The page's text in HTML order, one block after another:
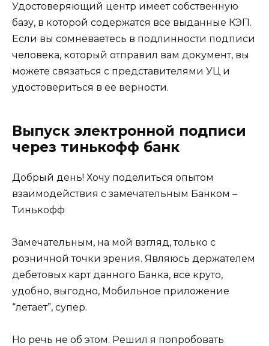
Удостоверяющий центр имеет собственную
базу, в которой содержатся все выданные КЭП.
Если вы сомневаетесь в подлинности подписи
человека, который отправил вам документ, вы
можете связаться с представителями УЦ и
удостовериться в ее верности.
Выпуск электронной подписи
через тинькофф банк
Добрый день! Хочу поделиться опытом
взаимодействия с замечательным Банком –
Тинькофф
Замечательным, на мой взгляд, только с
розничной точки зрения. Являюсь держателем
дебетовых карт данного Банка, все круто,
удобно, выгодно, Мобильное приложение
“летает”, супер.
Но речь не об этом. Решил я попробовать